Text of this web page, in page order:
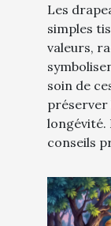
Les
simples
valeurs,
soin de
préserver
longévité.
conseils